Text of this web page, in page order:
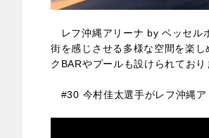
レフ沖縄アリーナ by ベッセル
街を感じさせる多様な空間を楽
クBARやプールも設けられてお
#30 今村佳太選手がレフ沖縄ア